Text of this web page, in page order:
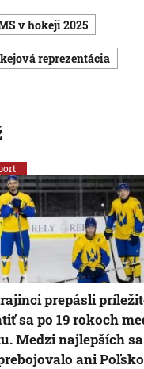
MS v hokeji 2025
reprezentácia
prepásli
sa po 19 rokoch
Medzi najlepších sa
ani